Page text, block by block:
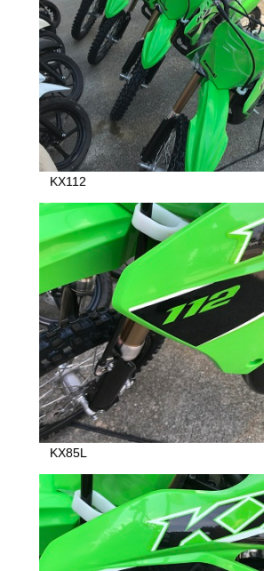
KX112
KX85L